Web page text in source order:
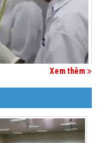
Xem thêm